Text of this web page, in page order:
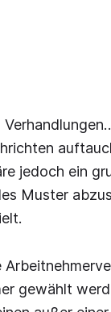
jedoch ein
Muster
gewählt